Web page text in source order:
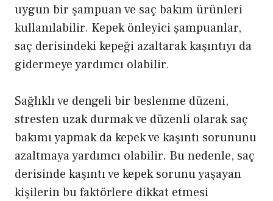
uygun bir şampuan ve saç bakım ürünleri
kullanılabilir. Kepek önleyici şampuanlar,
saç derisindeki kepeği azaltarak kaşıntıyı da
gidermeye yardımcı olabilir.
Sağlıklı ve dengeli bir beslenme düzeni,
stresten uzak durmak ve düzenli olarak saç
bakımı yapmak da kepek ve kaşıntı sorununu
azaltmaya yardımcı olabilir. Bu nedenle, saç
derisinde kaşıntı ve kepek sorunu yaşayan
kişilerin bu faktörlere dikkat etmesi